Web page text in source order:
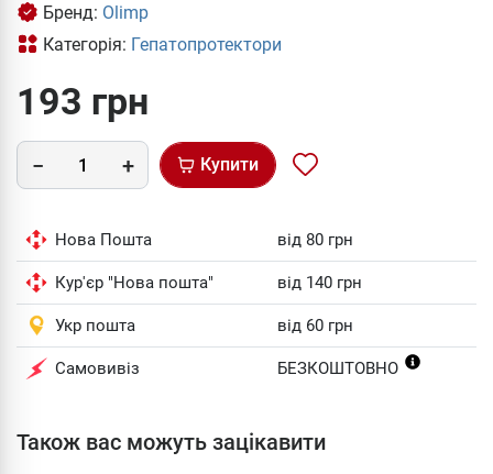
Бренд: Olimp
Категорія: Гепатопротектори
193 грн
Купити
Нова Пошта від 80 грн
Кур'єр "Нова пошта" від 140 грн
Укр пошта від 60 грн
Самовивіз БЕЗКОШТОВНО
Також вас можуть зацікавити